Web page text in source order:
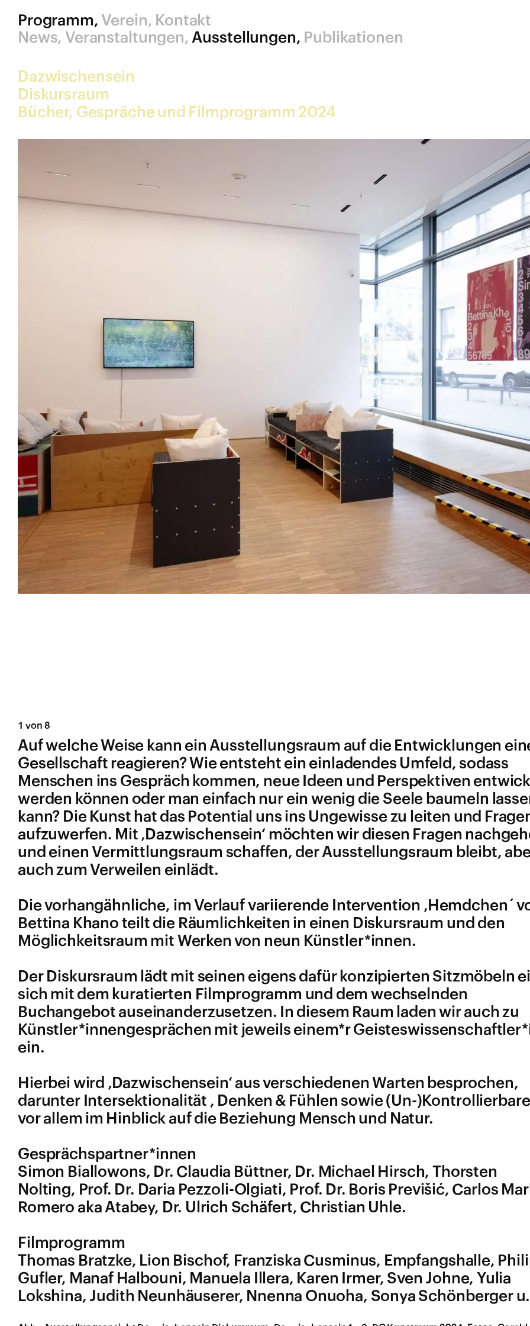
Programm
News Veranstaltungen Ausstellungen Publikationen
Verein Kontakt
Dazwischensein
Diskursraum
Bücher, Gespräche und Filmprogramm 2024
1 von 8
Auf welche Weise kann ein Ausstellungsraum auf die Entwicklungen
Gesellschaft reagieren? Wie entsteht ein einladendes Umfeld, sodass
Menschen ins Gespräch kommen, neue Ideen und Perspektiven
werden können oder man einfach nur ein wenig die Seele baumeln
kann? Die Kunst hat das Potential uns ins Ungewisse zu leiten und
aufzuwerfen. Mit ‚Dazwischensein‘ möchten wir diesen Fragen
und einen Vermittlungsraum schaffen, der Ausstellungsraum bleibt,
auch zum Verweilen einlädt.
Die vorhangähnliche, im Verlauf variierende Intervention ‚Hemdchen´
Bettina Khano teilt die Räumlichkeiten in einen Diskursraum und den
Möglichkeitsraum mit Werken von neun Künstler*innen.
Der Diskursraum lädt mit seinen eigens dafür konzipierten Sitzmöbeln
sich mit dem kuratierten Filmprogramm und dem wechselnden
Buchangebot auseinanderzusetzen. In diesem Raum laden wir auch zu
Künstler*innengesprächen mit jeweils einem*r
ein.
Hierbei wird ‚Dazwischensein‘ aus verschiedenen Warten besprochen,
darunter Intersektionalität , Denken & Fühlen sowie (Un-
vor allem im Hinblick auf die Beziehung Mensch und Natur.
Gesprächspartner*innen
Simon Biallowons, Dr. Claudia Büttner, Dr. Michael Hirsch, Thorsten
Nolting, Prof. Dr. Daria Pezzoli-Olgiati, Prof. Dr. Boris Previšić, Carlos
Romero aka Atabey, Dr. Ulrich Schäfert, Christian Uhle.
Filmprogramm
Thomas Bratzke, Lion Bischof, Franziska Cusminus, Empfangshalle,
Gufler, Manaf Halbouni, Manuela Illera, Karen Irmer, Sven Johne, Yulia
Lokshina, Judith Neunhäuserer, Nnenna Onuoha, Sonya Schönberger